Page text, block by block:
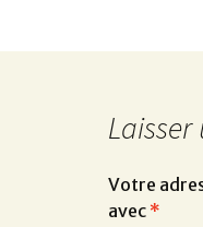
Votre
avec *